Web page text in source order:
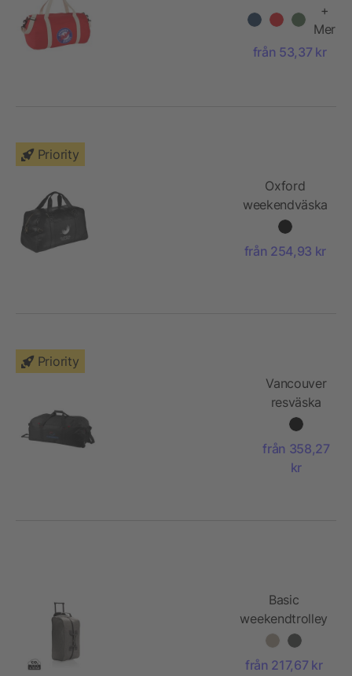
+
Mer
från 53,37 kr
Priority
Oxford
weekendväska
från 254,93 kr
Priority
Vancouver
resväska
från 358,27
kr
Basic
weekendtrolley
från 217,67 kr